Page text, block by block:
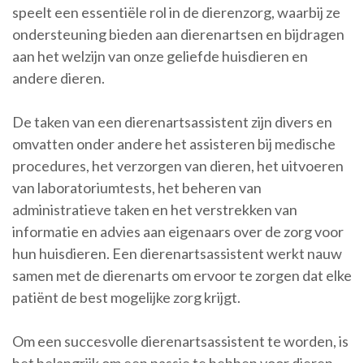
speelt een essentiële rol in de dierenzorg, waarbij ze
ondersteuning bieden aan dierenartsen en bijdragen
aan het welzijn van onze geliefde huisdieren en
andere dieren.
De taken van een dierenartsassistent zijn divers en
omvatten onder andere het assisteren bij medische
procedures, het verzorgen van dieren, het uitvoeren
van laboratoriumtests, het beheren van
administratieve taken en het verstrekken van
informatie en advies aan eigenaars over de zorg voor
hun huisdieren. Een dierenartsassistent werkt nauw
samen met de dierenarts om ervoor te zorgen dat elke
patiënt de best mogelijke zorg krijgt.
Om een succesvolle dierenartsassistent te worden, is